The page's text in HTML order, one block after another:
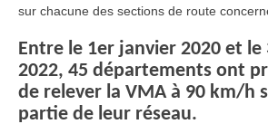
sur chacune des sections de route
Entre le 1er janvier 2020 et le
2022, 45 départements ont
de relever la VMA à 90 km/h
partie de leur réseau.